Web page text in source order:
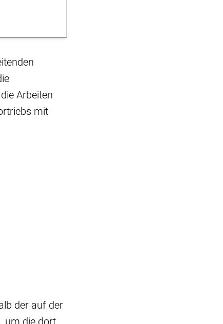
Arbeiten
mit
der auf der
um die dort